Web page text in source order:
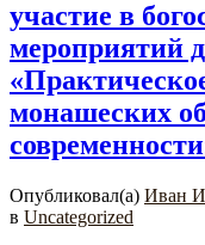
участие в
мероприятий
монашеских
Опубликовал(а) Иван
в Uncategorized